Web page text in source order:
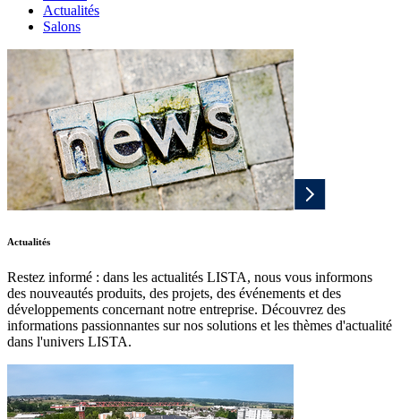
Actualités
Salons
Actualités
Restez informé : dans les actualités LISTA, nous vous informons
des nouveautés produits, des projets, des événements et des
développements concernant notre entreprise. Découvrez des
informations passionnantes sur nos solutions et les thèmes d'actualité
dans l'univers LISTA.